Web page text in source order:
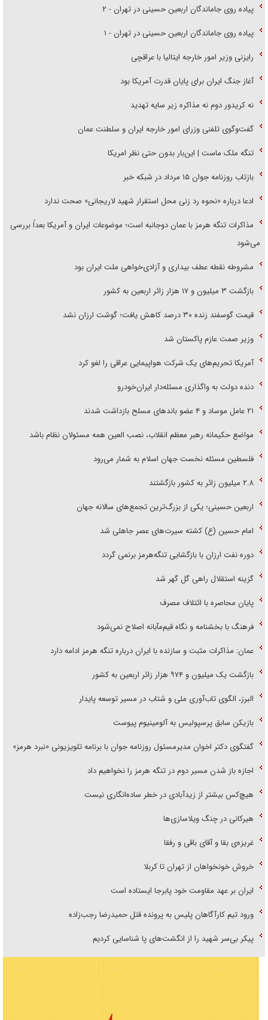
پیاده روی جاماندگان اربعین حسینی در تهران - ۲
پیاده روی جاماندگان اربعین حسینی در تهران - ۱
رایزنی وزیر امور خارجه ایتالیا با عراقچی
آغاز جنگ ایران برای پایان قدرت آمریکا بود
نه کریدور دوم نه مذاکره زیر سایه تهدید
گفت‌وگوی تلفنی وزرای امور خارجه ایران و سلطنت عمان
تنگه ملک ماست | این‌بار بدون حتی نظر امریکا
بازتاب روزنامه جوان ۱۵ مرداد در شبکه خبر
ادعا درباره «نحوه رد زنی محل استقرار شهید لاریجانی» صحت ندارد
مذاکرات تنگه هرمز با عمان دوجانبه است؛ موضوعات ایران و آمریکا بعداً بررسی
می‌شود
مشروطه نقطه عطف بیداری و آزادی‌خواهی ملت ایران بود
بازگشت ۳ میلیون و ۱۷ هزار زائر اربعین به کشور
قیمت گوسفند زنده ۳۰ درصد کاهش یافت؛ گوشت ارزان نشد
وزیر صمت عازم پاکستان شد
آمریکا تحریم‌های یک شرکت هواپیمایی عراقی را لغو کرد
دنده دولت به واگذاری مسئله‌دار ایران‌خودرو
۲۱ عامل موساد و ۴ عضو باند‌های مسلح بازداشت شدند
مواضع حکیمانه رهبر معظم انقلاب، نصب العین همه مسئولان نظام باشد
فلسطین مسئله نخست جهان اسلام به شمار می‌رود
۲.۸ میلیون زائر به کشور بازگشتند
اربعین حسینی؛ یکی از بزرگ‌ترین تجمع‌های سالانه جهان
امام حسین (ع) کشته سیرت‌های عصر جاهلی شد
دوره نفت ارزان با بازگشایی تنگه‌هرمز برنمی گردد
گزینه استقلال راهی گل گهر شد
پایان محاصره با ائتلاف مصرف
فرهنگ با بخشنامه و نگاه قیم‌مآبانه اصلاح نمی‌شود
عمان: مذاکرات مثبت و سازنده با ایران درباره تنگه هرمز ادامه دارد
بازگشت یک میلیون و ۹۷۴ هزار زائر اربعین به کشور
البرز، الگوی تاب‌آوری ملی و شتاب در مسیر توسعه پایدار
بازیکن سابق پرسپولیس به آلومینیوم پیوست
گفتگوی دکتر اخوان مدیرمسئول روزنامه جوان با برنامه تلویزیونی «نبرد هرمز»
اجازه باز شدن مسیر دوم در تنگه هرمز را نخواهیم داد
هیچ‌کس بیشتر از زیدآبادی در خطر ساده‌انگاری نیست
هیرکانی در چنگ ویلاسازی‌ها
غریزه‌ی بقا و آقای باقی و رفقا
خروش خونخواهان از تهران تا کربلا
ایران بر عهد مقاومت خود پابرجا ایستاده است
ورود تیم کارآگاهان پلیس به پرونده قتل حمیدرضا رجب‌زاده
پیکر بی‌سر شهید را از انگشت‌های پا شناسایی کردیم